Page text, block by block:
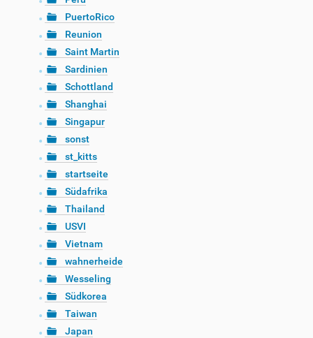
PuertoRico
Reunion
Saint Martin
Sardinien
Schottland
Shanghai
Singapur
sonst
st_kitts
startseite
Südafrika
Thailand
USVI
Vietnam
wahnerheide
Wesseling
Südkorea
Taiwan
Japan